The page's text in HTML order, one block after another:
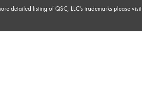
detailed listing of QSC, LLC's trademarks please visit